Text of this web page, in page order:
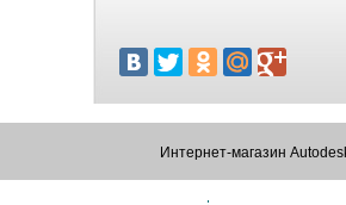
Интернет-магазин